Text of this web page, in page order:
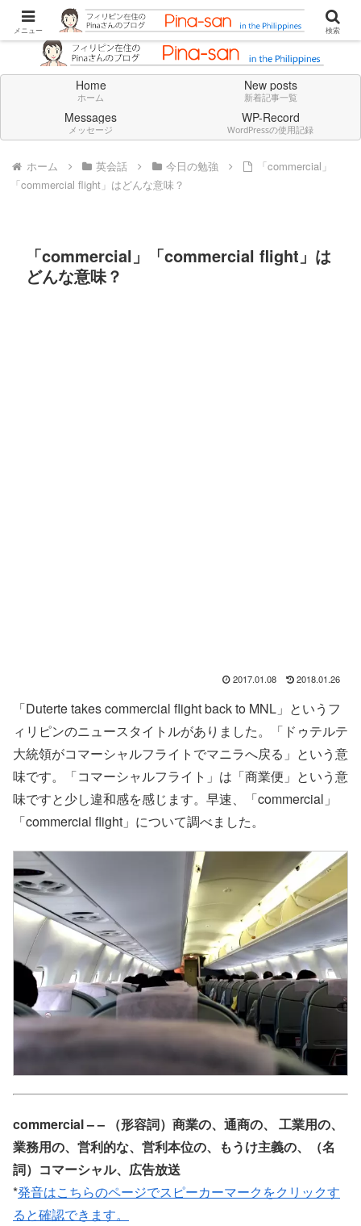
Don't think deeply. Feel always in English.
Home
ホーム
New posts
新着記事一覧
Messages
メッセージ
WP-Record
WordPressの使用記録
ホーム 英会話 今日の勉強
「commercial」
「commercial flight」はどんな意味？
「commercial」「commercial flight」は
どんな意味？
2017.01.08 2018.01.26
「Duterte takes commercial flight back to MNL」というフ
ィリピンのニュースタイトルがありました。「ドゥテルテ
大統領がコマーシャルフライトでマニラへ戻る」という意
味です。「コマーシャルフライト」は「商業便」という意
味ですと少し違和感を感じます。早速、「commercial」
「commercial flight」について調べました。
commercial – – （形容詞）商業の、通商の、 工業用の、
業務用の、営利的な、営利本位の、もうけ主義の、（名
詞）コマーシャル、広告放送
*発音はこちらのページでスピーカーマークをクリックす
ると確認できます。
メニュー 検索